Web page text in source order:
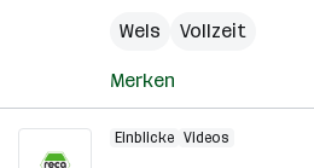
Wels
Vollzeit
Merken
Einblicke Videos